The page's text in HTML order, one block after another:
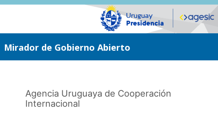
Saltar
Mirador de Gobierno Abierto
Agencia Uruguaya de Cooperación
Internacional